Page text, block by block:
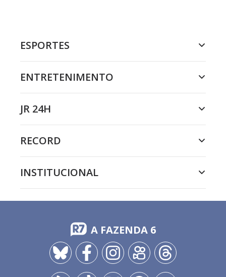
ESPORTES
ENTRETENIMENTO
JR 24H
RECORD
INSTITUCIONAL
A FAZENDA 6